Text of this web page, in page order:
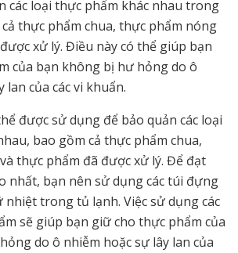
các loại thực phẩm khác nhau trong
thực phẩm chua, thực phẩm nóng
xử lý. Điều này có thể giúp bạn
của bạn không bị hư hỏng do ô
lan của các vi khuẩn.
được sử dụng để bảo quản các loại
bao gồm cả thực phẩm chua,
thực phẩm đã được xử lý. Để đạt
nhất, bạn nên sử dụng các túi đựng
trong tủ lạnh. Việc sử dụng các
sẽ giúp bạn giữ cho thực phẩm của
do ô nhiễm hoặc sự lây lan của